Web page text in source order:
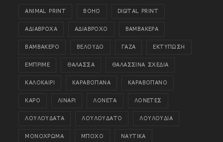
ANIMAL PRINT BOHO DIGITAL PRINT
ΑΔΙΑΒΡΟΧΑ ΑΔΙΑΒΡΟΧΟ ΒΑΜΒΑΚΕΡΑ
ΒΑΜΒΑΚΕΡΟ ΒΕΛΟΥΔΟ ΓΑΖΑ ΕΚΤΥΠΩΣΗ
ΕΜΠΡΙΜΕ ΘΑΛΑΣΣΑ ΘΑΛΑΣΣΙΝΑ ΣΧΕΔΙΑ
ΚΑΛΟΚΑΙΡΙ ΚΑΡΑΒΟΠΑΝΑ ΚΑΡΑΒΟΠΑΝΟ
ΚΑΡΟ ΛΙΝΑΡΙ ΛΟΝΕΤΑ ΛΟΝΕΤΕΣ
ΛΟΥΛΟΥΔΑΤΑ ΛΟΥΛΟΥΔΑΤΟ ΛΟΥΛΟΥΔΙΑ
ΜΟΝΟΧΡΩΜΑ ΜΠΟΧΟ ΝΑΥΤΙΚΑ